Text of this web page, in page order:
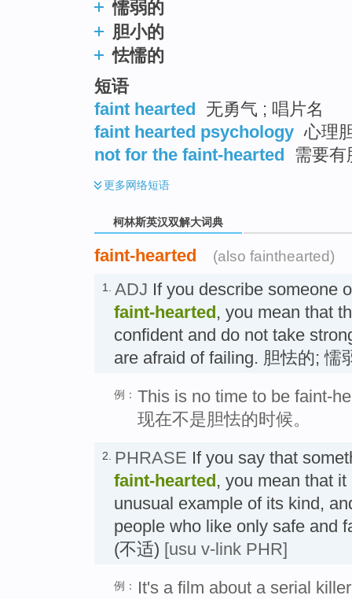
懦弱的
胆小的
怯懦的
短语
faint hearted 无勇气 ; 唱片名
faint hearted psychology 心理
not for the faint-hearted 需要有
更多网络短语
柯林斯英汉双解大词典
faint-hearted (also fainthearted)
1. ADJ If you describe someone
faint-hearted, you mean that
confident and do not take
are afraid of failing. 胆怯的; 懦
例： This is no time to be faint-
现在不是胆怯的时候。
2. PHRASE If you say that
faint-hearted, you mean that
unusual example of its kind,
people who like only safe and
(不适) [usu v-link PHR]
例：
It's a film about a serial